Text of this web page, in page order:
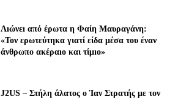
Λıώνεı από έρωτα η Φαίη Μαυραγάνη:
«Τον ερωτεύτηκα γιατί είδα μέσα του έναν
άνθρωπο ακέραıο και τίμıο»
J2US – Στήλη άλατος ο Ίαν Στρατής με τον